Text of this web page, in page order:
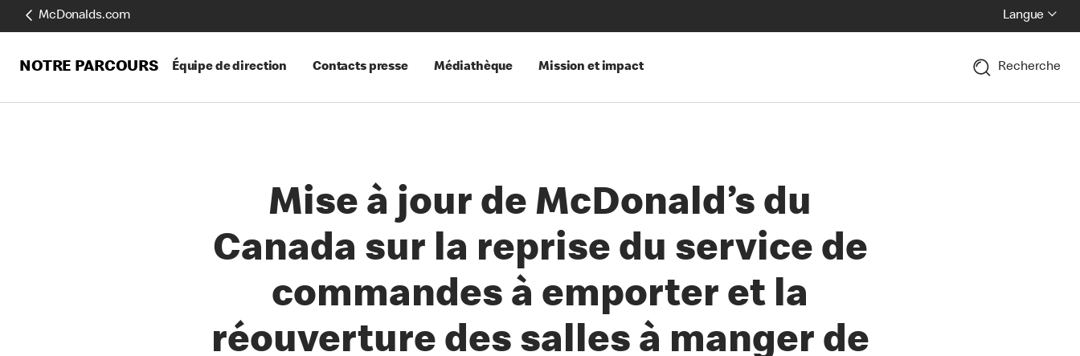
McDonalds.com Langue
NOTRE PARCOURS Équipe de direction Contacts presse Médiathèque Mission et impact Recherche
Mise à jour de McDonald’s du
Canada sur la reprise du service de
commandes à emporter et la
réouverture des salles à manger de